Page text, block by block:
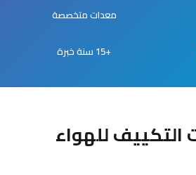
معدات متخصصة
+15 سنة خبرة
للهواء